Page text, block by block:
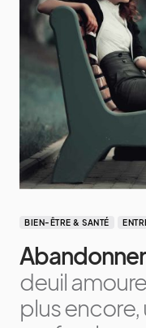
BIEN-ÊTRE & SANTÉ
deuil
plus encore,